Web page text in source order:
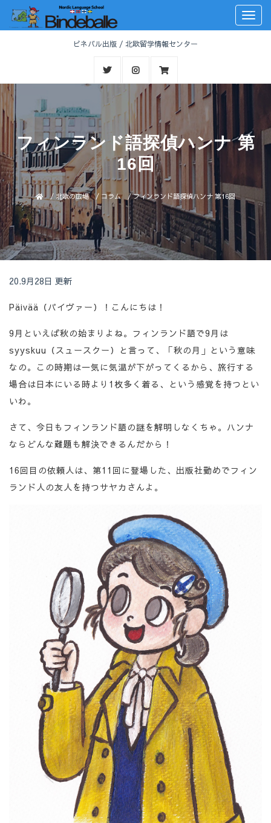
ビネバル出版 / 北欧留学情報センター
フィンランド語探偵ハンナ 第
16回
/ 北欧の広場 / コラム /フィンランド語探偵ハンナ 第16回
20.9月28日 更新
Päivää（パイヴァー）！こんにちは！
9月といえば秋の始まりよね。フィンランド語で9月は
syyskuu（スュースクー）と言って、「秋の月」という意味
なの。この時期は一気に気温が下がってくるから、旅行する
場合は日本にいる時より1枚多く着る、という感覚を持つとい
いわ。
さて、今日もフィンランド語の謎を解明しなくちゃ。ハンナ
ならどんな難題も解決できるんだから！
16回目の依頼人は、第11回に登場した、出版社勤めでフィン
ランド人の友人を持つサヤカさんよ。